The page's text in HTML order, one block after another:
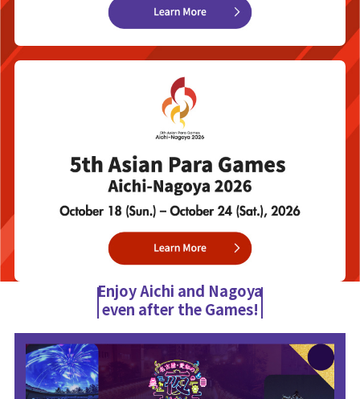
Enjoy Aichi and Nagoya
even after the Games!